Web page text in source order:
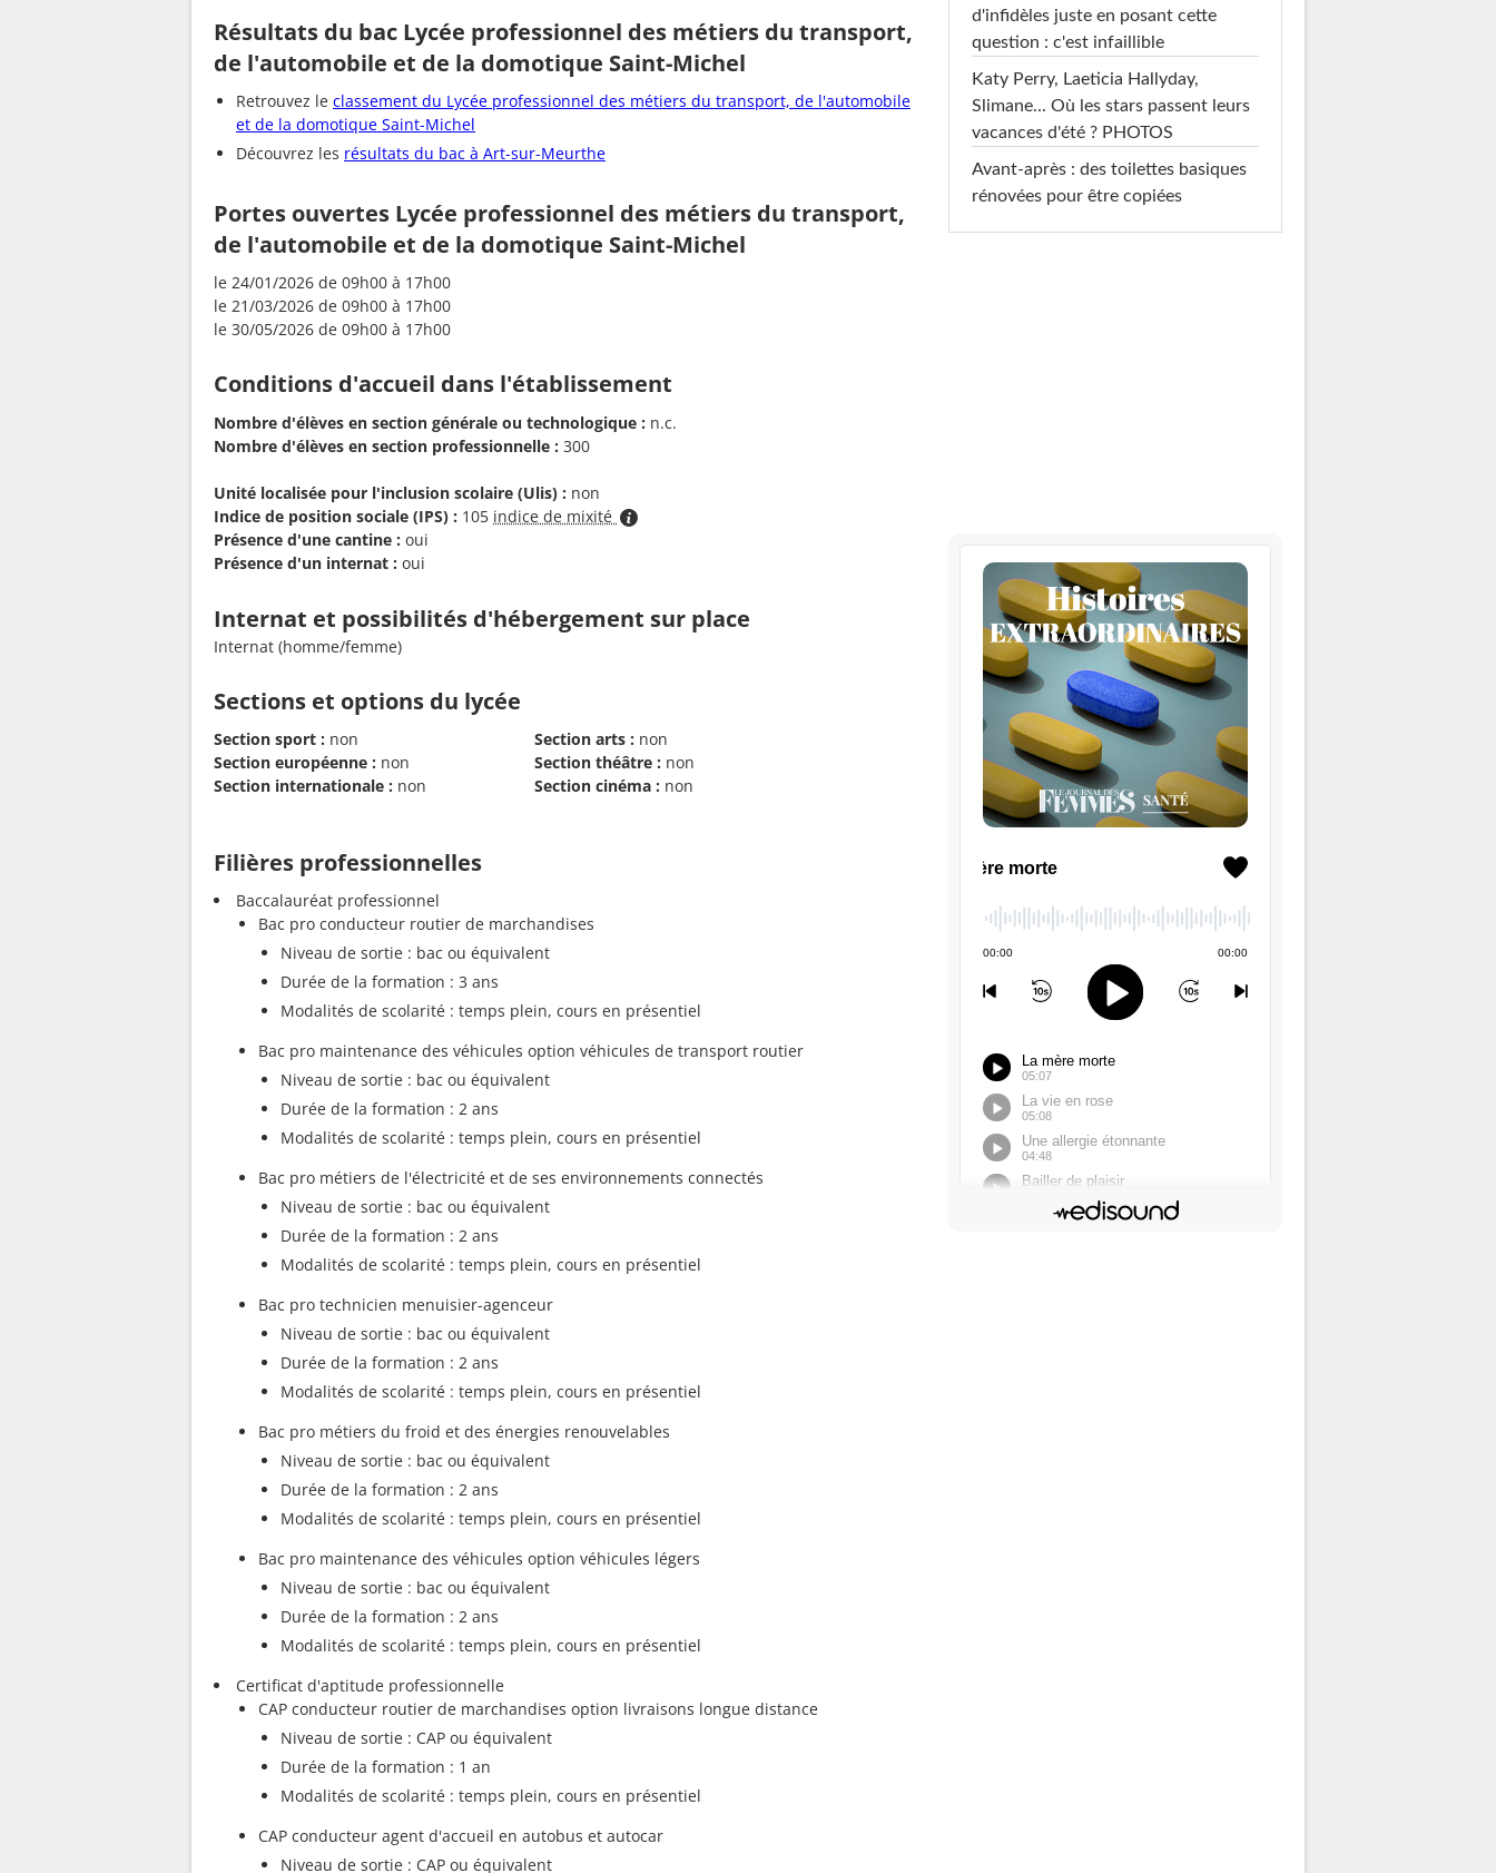
Résultats du bac Lycée professionnel des métiers du transport,
de l'automobile et de la domotique Saint-Michel
Retrouvez le classement du Lycée professionnel des métiers du transport, de l'automobile
et de la domotique Saint-Michel
Découvrez les résultats du bac à Art-sur-Meurthe
Portes ouvertes Lycée professionnel des métiers du transport,
de l'automobile et de la domotique Saint-Michel
le 24/01/2026 de 09h00 à 17h00
le 21/03/2026 de 09h00 à 17h00
le 30/05/2026 de 09h00 à 17h00
Conditions d'accueil dans l'établissement
Nombre d'élèves en section générale ou technologique : n.c.
Nombre d'élèves en section professionnelle : 300
Unité localisée pour l'inclusion scolaire (Ulis) : non
Indice de position sociale (IPS) : 105 indice de mixité
Présence d'une cantine : oui
Présence d'un internat : oui
Internat et possibilités d'hébergement sur place
Internat (homme/femme)
Sections et options du lycée
Section sport : non
Section européenne : non
Section internationale : non
Section arts : non
Section théâtre : non
Section cinéma : non
Filières professionnelles
Baccalauréat professionnel
Bac pro conducteur routier de marchandises
Niveau de sortie : bac ou équivalent
Durée de la formation : 3 ans
Modalités de scolarité : temps plein, cours en présentiel
Bac pro maintenance des véhicules option véhicules de transport routier
Niveau de sortie : bac ou équivalent
Durée de la formation : 2 ans
Modalités de scolarité : temps plein, cours en présentiel
Bac pro métiers de l'électricité et de ses environnements connectés
Niveau de sortie : bac ou équivalent
Durée de la formation : 2 ans
Modalités de scolarité : temps plein, cours en présentiel
Bac pro technicien menuisier-agenceur
Niveau de sortie : bac ou équivalent
Durée de la formation : 2 ans
Modalités de scolarité : temps plein, cours en présentiel
Bac pro métiers du froid et des énergies renouvelables
Niveau de sortie : bac ou équivalent
Durée de la formation : 2 ans
Modalités de scolarité : temps plein, cours en présentiel
Bac pro maintenance des véhicules option véhicules légers
Niveau de sortie : bac ou équivalent
Durée de la formation : 2 ans
Modalités de scolarité : temps plein, cours en présentiel
Certificat d'aptitude professionnelle
CAP conducteur routier de marchandises option livraisons longue distance
Niveau de sortie : CAP ou équivalent
Durée de la formation : 1 an
Modalités de scolarité : temps plein, cours en présentiel
CAP conducteur agent d'accueil en autobus et autocar
Niveau de sortie : CAP ou équivalent
d'infidèles juste en posant cette
question : c'est infaillible
Katy Perry, Laeticia Hallyday,
Slimane... Où les stars passent leurs
vacances d'été ? PHOTOS
Avant-après : des toilettes basiques
rénovées pour être copiées